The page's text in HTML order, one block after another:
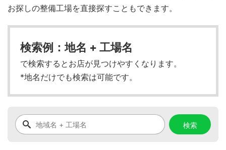
お探しの整備工場を直接探すこともできます。
検索例：地名 + 工場名
で検索するとお店が見つけやすくなります。
*地名だけでも検索は可能です。